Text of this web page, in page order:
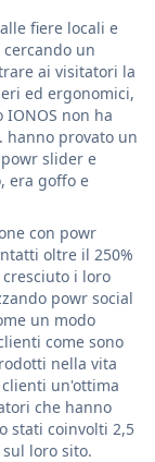
fiere locali e
un
ai visitatori la
ed ergonomici,
non ha
hanno provato un
slider e
era goffo e
con powr
oltre il 250%
i loro
powr social
un modo
come sono
nella vita
un'ottima
che hanno
stati coinvolti 2,5
loro sito.